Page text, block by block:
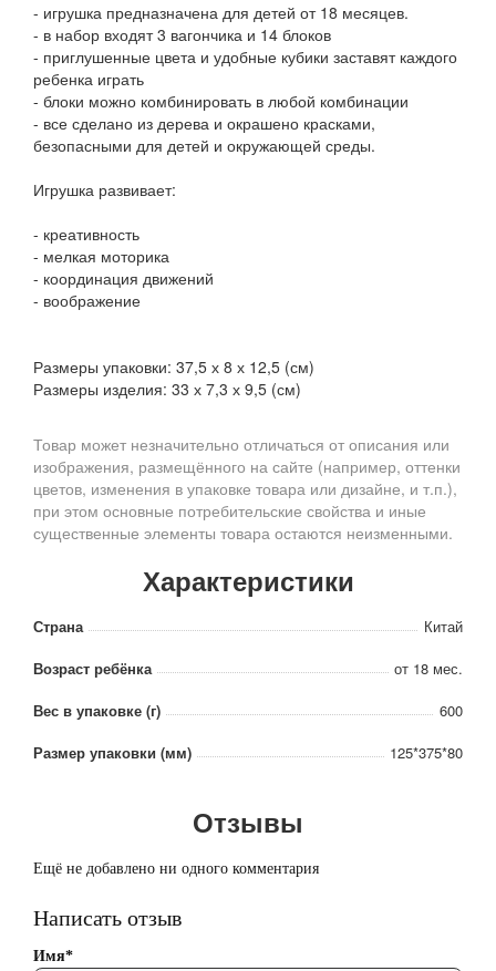
- игрушка предназначена для детей от 18 месяцев.
- в набор входят 3 вагончика и 14 блоков
- приглушенные цвета и удобные кубики заставят каждого
ребенка играть
- блоки можно комбинировать в любой комбинации
- все сделано из дерева и окрашено красками,
безопасными для детей и окружающей среды.
Игрушка развивает:
- креативность
- мелкая моторика
- координация движений
- воображение
Размеры упаковки: 37,5 х 8 х 12,5 (см)
Размеры изделия: 33 х 7,3 х 9,5 (см)
Товар может незначительно отличаться от описания или
изображения, размещённого на сайте (например, оттенки
цветов, изменения в упаковке товара или дизайне, и т.п.),
при этом основные потребительские свойства и иные
существенные элементы товара остаются неизменными.
Характеристики
Страна
Китай
Возраст ребёнка
от 18 мес.
Вес в упаковке (г)
600
Размер упаковки (мм)
125*375*80
Отзывы
Ещё не добавлено ни одного комментария
Написать отзыв
Имя*